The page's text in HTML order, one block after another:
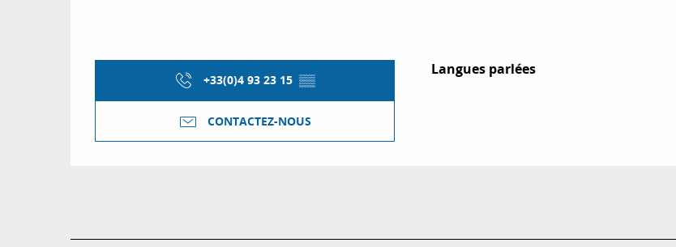
+33(0)4 93 23 15 ▒▒
CONTACTEZ-NOUS
Langues parlées
Langues parlées